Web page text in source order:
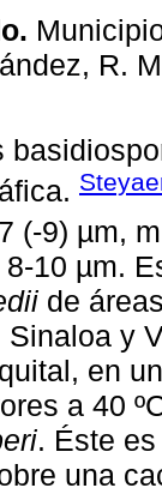
R.
(-9) µm,
8-10 µm.
de
y
en
a 40
. Éste
una